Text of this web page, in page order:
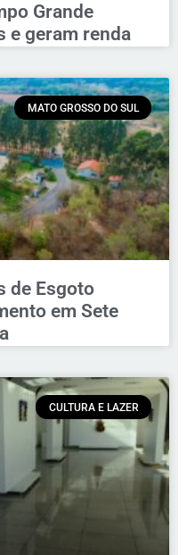
Grande
e geram renda
MATO GROSSO DO SUL
de Esgoto
em Sete
CULTURA E LAZER